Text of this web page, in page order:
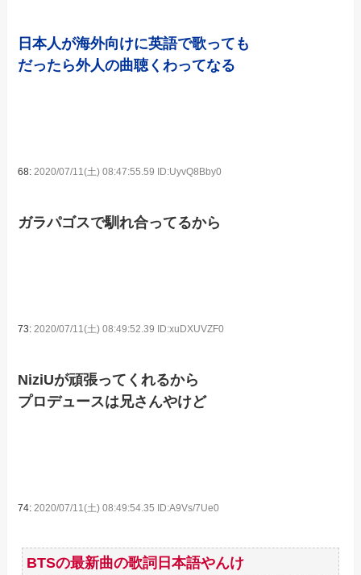
日本人が海外向けに英語で歌っても
だったら外人の曲聴くわってなる
68:2020/07/11(土) 08:47:55.59 ID:UyvQ8Bby0
ガラパゴスで馴れ合ってるから
73:2020/07/11(土) 08:49:52.39 ID:xuDXUVZF0
NiziUが頑張ってくれるから
プロデュースは兄さんやけど
74: 2020/07/11(土) 08:49:54.35 ID:A9Vs/7Ue0
BTSの最新曲の歌詞日本語やんけ